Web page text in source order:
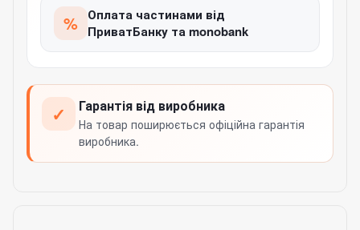
% Оплата частинами від
ПриватБанку та monobank
✓ Гарантія від виробника
На товар поширюється офіційна гарантія
виробника.